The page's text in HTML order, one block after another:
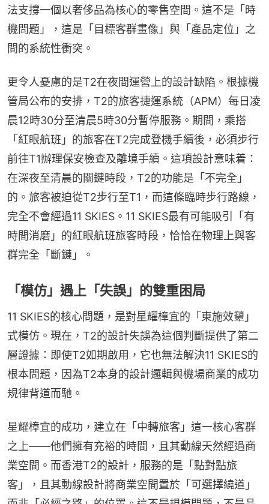
法支撐一個以奢侈品為核心的零售空間。這不是「時
機問題」，這是「目標客群畫像」與「產品定位」之
間的系統性衝突。
更令人憂慮的是T2在夜間運營上的設計缺陷。根據機
管局公布的安排，T2的旅客捷運系統（APM）每日凌
晨12時30分至清晨5時30分暫停服務。期間，乘搭
「紅眼航班」的旅客在T2完成登機手續後，必須步行
前往T1辦理保安檢查及離境手續。這項設計意味着：
在深夜至清晨的關鍵時段，T2的功能是「不完全」
的。旅客被迫從T2步行至T1，而這條臨時步行路線，
完全不會經過11 SKIES。11 SKIES最有可能吸引「有
時間消磨」的紅眼航班旅客時段，恰恰在物理上與客
群完全「斷鏈」。
「模仿」遇上「失誤」的雙重困局
11 SKIES的核心問題，是對星耀樟宜的「東施效顰」
式模仿。現在，T2的設計失誤為這個判斷提供了第二
層證據：即使T2如期啟用，它也無法解決11 SKIES的
根本問題，因為T2本身的設計邏輯與機場商業的成功
規律背道而馳。
星耀樟宜的成功，建立在「中轉旅客」這一核心客群
之上——他們擁有充裕的時間，且其動線天然經過商
業空間。而香港T2的設計，服務的是「點對點旅
客」，且其動線設計將商業空間置於「可選擇繞道」